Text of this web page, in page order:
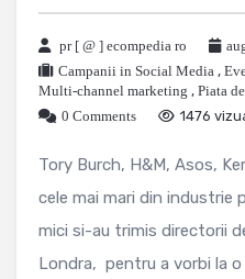
pr [ @ ] ecompedia ro
Campanii in Social Media ,
Multi-channel marketing , Piata
0 Comments
1476
Tory Burch, H&M, Asos,
cele mai mari din industrie
mici si-au trimis directorii
Londra, pentru a vorbi la